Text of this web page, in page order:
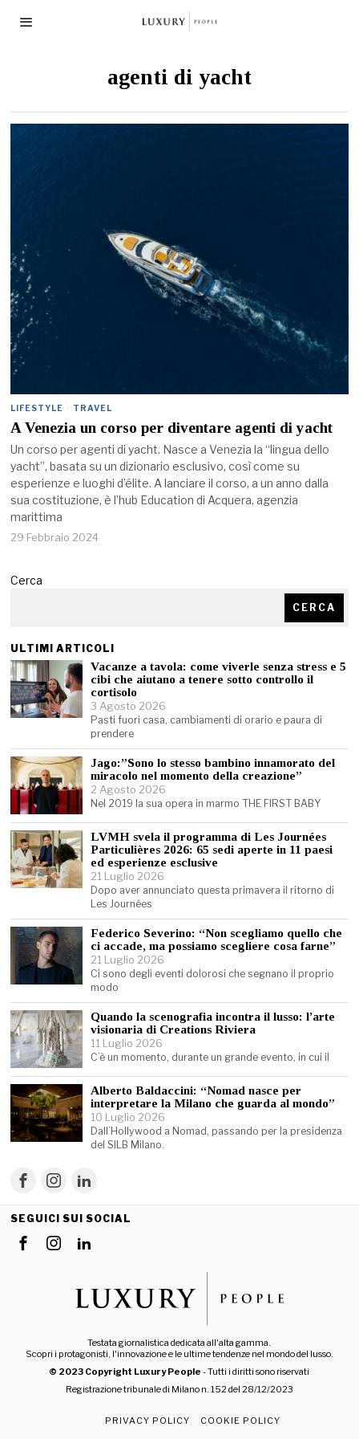
agenti di yacht
LIFESTYLE · TRAVEL
A Venezia un corso per diventare agenti di yacht
Un corso per agenti di yacht. Nasce a Venezia la “lingua dello
yacht”, basata su un dizionario esclusivo, così come su
esperienze e luoghi d’élite. A lanciare il corso, a un anno dalla
sua costituzione, è l’hub Education di Acquera, agenzia
marittima
29 Febbraio 2024
Cerca
CERCA
ULTIMI ARTICOLI
Vacanze a tavola: come viverle senza stress e 5
cibi che aiutano a tenere sotto controllo il
cortisolo
3 Agosto 2026
Pasti fuori casa, cambiamenti di orario e paura di
prendere
Jago:”Sono lo stesso bambino innamorato del
miracolo nel momento della creazione”
2 Agosto 2026
Nel 2019 la sua opera in marmo THE FIRST BABY
LVMH svela il programma di Les Journées
Particulières 2026: 65 sedi aperte in 11 paesi
ed esperienze esclusive
21 Luglio 2026
Dopo aver annunciato questa primavera il ritorno di
Les Journées
Federico Severino: “Non scegliamo quello che
ci accade, ma possiamo scegliere cosa farne”
21 Luglio 2026
Ci sono degli eventi dolorosi che segnano il proprio
modo
Quando la scenografia incontra il lusso: l’arte
visionaria di Creations Riviera
11 Luglio 2026
C’è un momento, durante un grande evento, in cui il
Alberto Baldaccini: “Nomad nasce per
interpretare la Milano che guarda al mondo”
10 Luglio 2026
Dall’Hollywood a Nomad, passando per la presidenza
del SILB Milano.
SEGUICI SUI SOCIAL
Testata giornalistica dedicata all'alta gamma.
Scopri i protagonisti, l'innovazione e le ultime tendenze nel mondo del lusso.
© 2023 Copyright Luxury People - Tutti i diritti sono riservati
Registrazione tribunale di Milano n. 152 del 28/12/2023
PRIVACY POLICY COOKIE POLICY